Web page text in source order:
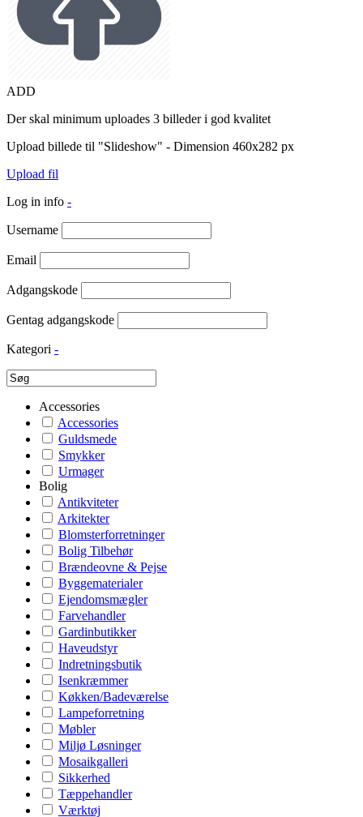
ADD
Der skal minimum uploades 3 billeder i god kvalitet
Upload billede til "Slideshow" - Dimension 460x282 px
Upload fil
Log in info -
Username
Email
Adgangskode
Gentag adgangskode
Kategori -
Accessories
Accessories
Guldsmede
Smykker
Urmager
Bolig
Antikviteter
Arkitekter
Blomsterforretninger
Bolig Tilbehør
Brændeovne & Pejse
Byggematerialer
Ejendomsmægler
Farvehandler
Gardinbutikker
Haveudstyr
Indretningsbutik
Isenkræmmer
Køkken/Badeværelse
Lampeforretning
Møbler
Miljø Løsninger
Mosaikgalleri
Sikkerhed
Tæppehandler
Værktøj